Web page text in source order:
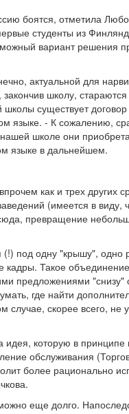
боятся, отметила
студенты из
вариант решения
актуальной для
школу,
существует
языке. - К сожалению,
школе они
языке в дальнейшем.
как и трех других
(имеется в виду,
превращение
под одну "крышу", одно
Такое
предложениями
где найти
скорее всего, не
которую в
обслуживания
более рационально
еще долго.